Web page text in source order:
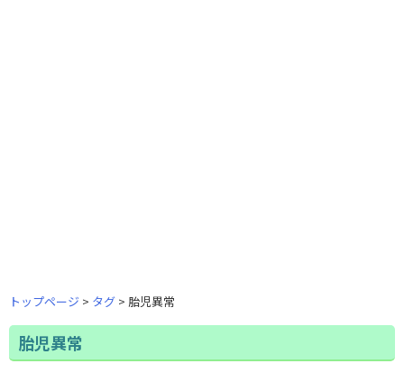
トップページ タグ 胎児異常
胎児異常